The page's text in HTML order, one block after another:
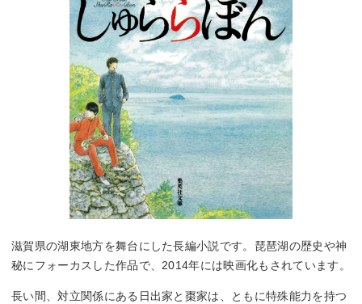
滋賀県の湖東地方を舞台にした長編小説です。琵琶湖の歴史や神
秘にフォーカスした作品で、2014年には映画化もされています。
長い間、対立関係にある日出家と棗家は、ともに特殊能力を持つ